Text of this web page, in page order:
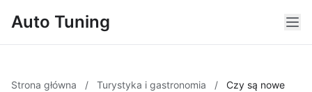
Auto Tuning
Strona główna / Turystyka i gastronomia /
Czy są nowe